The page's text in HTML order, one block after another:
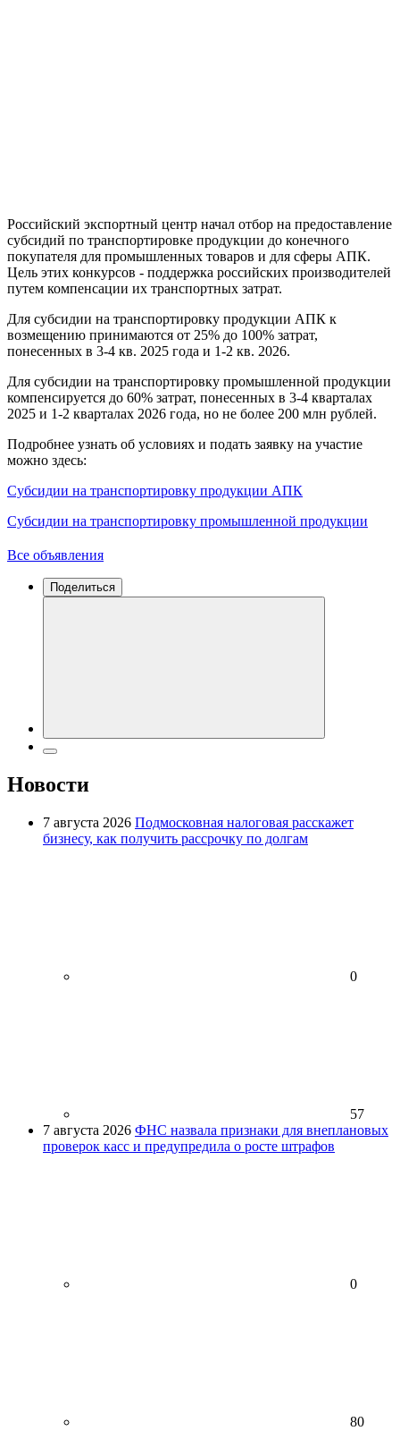
Российский экспортный центр начал отбор на предоставление
субсидий по транспортировке продукции до конечного
покупателя для промышленных товаров и для сферы АПК.
Цель этих конкурсов - поддержка российских производителей
путем компенсации их транспортных затрат.
Для субсидии на транспортировку продукции АПК к
возмещению принимаются от 25% до 100% затрат,
понесенных в 3-4 кв. 2025 года и 1-2 кв. 2026.
Для субсидии на транспортировку промышленной продукции
компенсируется до 60% затрат, понесенных в 3-4 кварталах
2025 и 1-2 кварталах 2026 года, но не более 200 млн рублей.
Подробнее узнать об условиях и подать заявку на участие
можно здесь:
Субсидии на транспортировку продукции АПК
Субсидии на транспортировку промышленной продукции
Все объявления
Поделиться
Новости
7 августа 2026 Подмосковная налоговая расскажет
бизнесу, как получить рассрочку по долгам
0
57
7 августа 2026 ФНС назвала признаки для внеплановых
проверок касс и предупредила о росте штрафов
0
80